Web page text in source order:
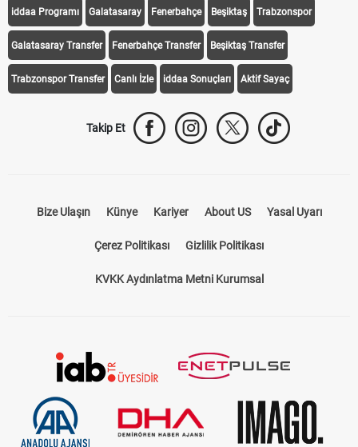
iddaa Programı Galatasaray Fenerbahçe Beşiktaş Trabzonspor
Galatasaray Transfer Fenerbahçe Transfer Beşiktaş Transfer
Trabzonspor Transfer Canlı İzle iddaa Sonuçları Aktif Sayaç
Takip Et
Bize Ulaşın Künye Kariyer About US Yasal Uyarı
Çerez Politikası Gizlilik Politikası
KVKK Aydınlatma Metni Kurumsal